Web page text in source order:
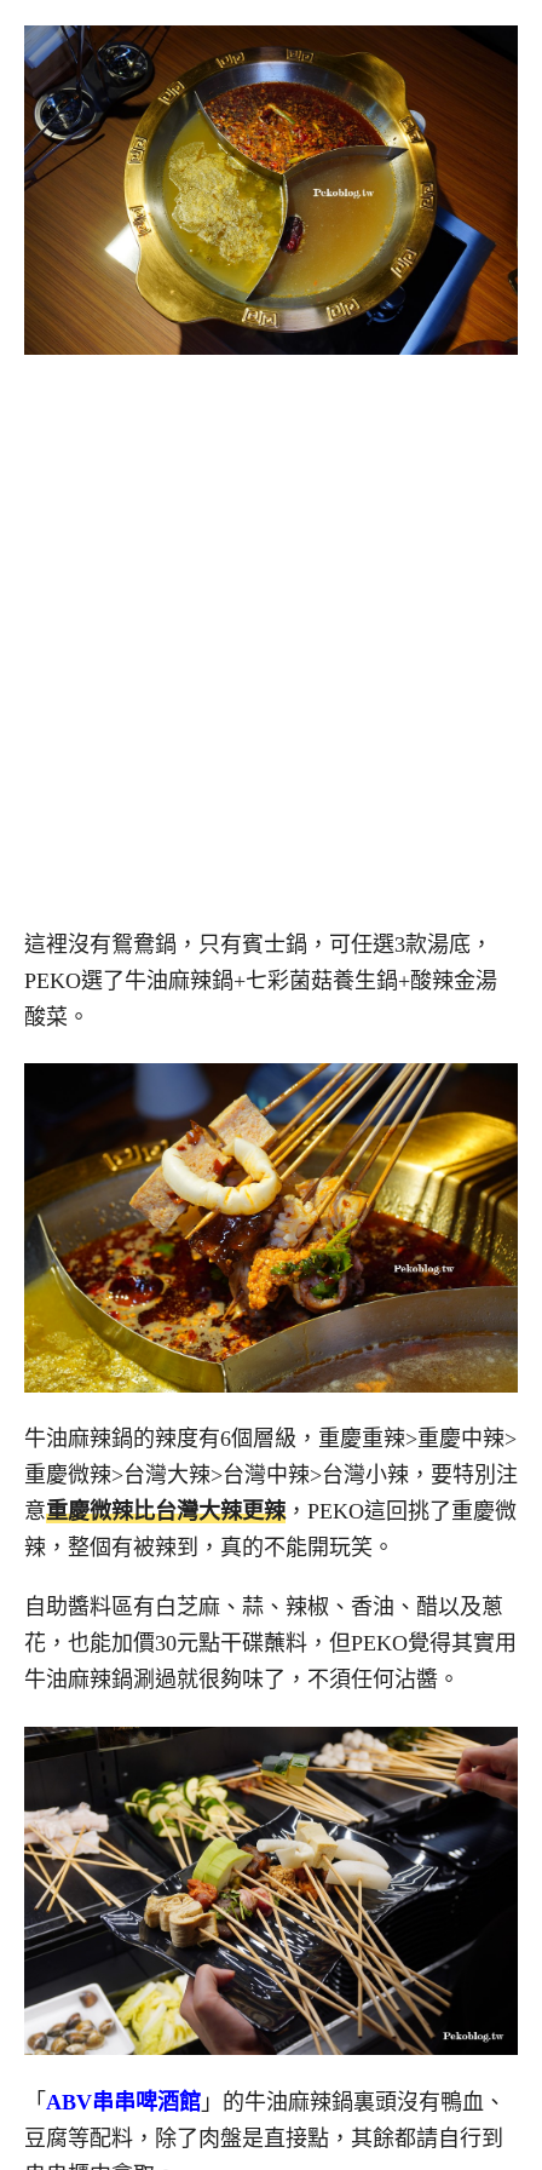
這裡沒有鴛鴦鍋，只有賓士鍋，可任選3款湯底，
PEKO選了牛油麻辣鍋+七彩菌菇養生鍋+酸辣金湯
酸菜。
牛油麻辣鍋的辣度有6個層級，重慶重辣>重慶中辣>
重慶微辣>台灣大辣>台灣中辣>台灣小辣，要特別注
意重慶微辣比台灣大辣更辣，PEKO這回挑了重慶微
辣，整個有被辣到，真的不能開玩笑。
自助醬料區有白芝麻、蒜、辣椒、香油、醋以及蔥
花，也能加價30元點干碟蘸料，但PEKO覺得其實用
牛油麻辣鍋涮過就很夠味了，不須任何沾醬。
「 ABV串串啤酒館 」的牛油麻辣鍋裏頭沒有鴨血、
豆腐等配料，除了肉盤是直接點，其餘都請自行到